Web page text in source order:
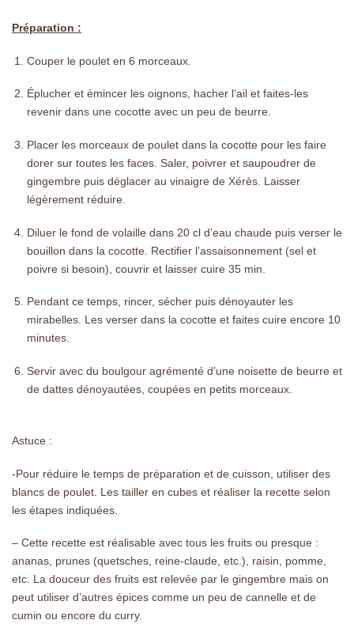
Préparation :
Couper le poulet en 6 morceaux.
Éplucher et émincer les oignons, hacher l’ail et faites-les
revenir dans une cocotte avec un peu de beurre.
Placer les morceaux de poulet dans la cocotte pour les faire
dorer sur toutes les faces. Saler, poivrer et saupoudrer de
gingembre puis déglacer au vinaigre de Xérès. Laisser
légèrement réduire.
Diluer le fond de volaille dans 20 cl d’eau chaude puis verser le
bouillon dans la cocotte. Rectifier l’assaisonnement (sel et
poivre si besoin), couvrir et laisser cuire 35 min.
Pendant ce temps, rincer, sécher puis dénoyauter les
mirabelles. Les verser dans la cocotte et faites cuire encore 10
minutes.
Servir avec du boulgour agrémenté d’une noisette de beurre et
de dattes dénoyautées, coupées en petits morceaux.
Astuce :
-Pour réduire le temps de préparation et de cuisson, utiliser des
blancs de poulet. Les tailler en cubes et réaliser la recette selon
les étapes indiquées.
– Cette recette est réalisable avec tous les fruits ou presque :
ananas, prunes (quetsches, reine-claude, etc.), raisin, pomme,
etc. La douceur des fruits est relevée par le gingembre mais on
peut utiliser d’autres épices comme un peu de cannelle et de
cumin ou encore du curry.